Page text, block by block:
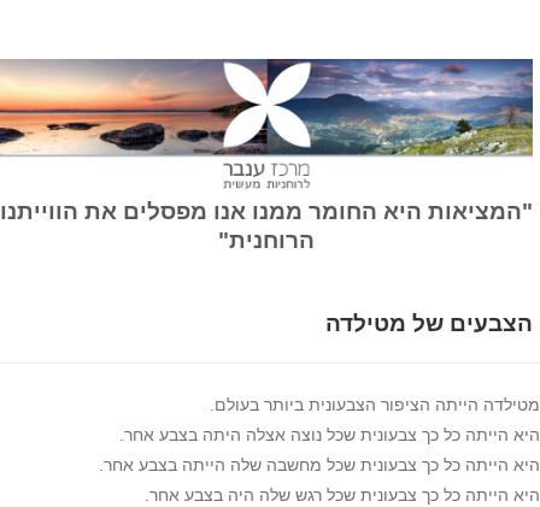
היא החומר ממנו אנו מפסלים את הווייתנו
הרוחנית"
של מטילדה
הייתה הציפור הצבעונית ביותר בעולם.
הייתה כל כך צבעונית שכל נוצה אצלה היתה בצבע אחר.
הייתה כל כך צבעונית שכל מחשבה שלה הייתה בצבע אחר.
הייתה כל כך צבעונית שכל רגש שלה היה בצבע אחר.